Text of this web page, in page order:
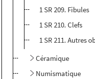
1 SR 209. Fibules
1 SR 210. Clefs
1 SR 211. Autres
Céramique
Numismatique